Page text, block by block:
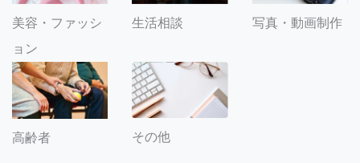
美容・ファッシ
ョン
生活相談 写真・動画制作
高齢者 その他